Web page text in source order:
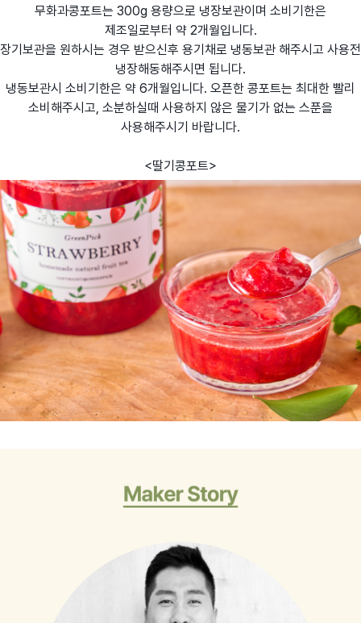
무화과콩포트는 300g 용량으로 냉장보관이며 소비기한은
제조일로부터 약 2개월입니다.
장기보관을 원하시는 경우 받으신후 용기채로 냉동보관 해주시고 사용전
냉장해동해주시면 됩니다.
냉동보관시 소비기한은 약 6개월입니다. 오픈한 콩포트는 최대한 빨리
소비해주시고, 소분하실때 사용하지 않은 물기가 없는 스푼을
사용해주시기 바랍니다.
<딸기콩포트>